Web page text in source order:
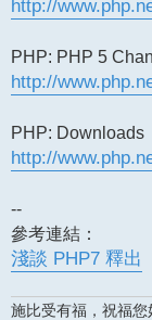
http://
PHP: PHP 5
http://
PHP: Downloads
http://
--
參考連結：
淺談 PHP7 釋出
施比受有福，祝福